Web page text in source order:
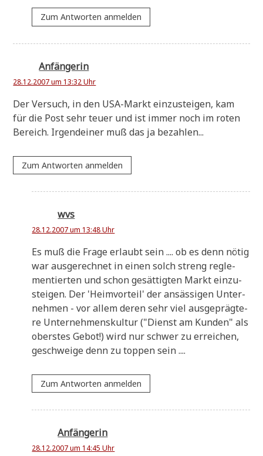
Zum Antworten anmelden
Anfängerin
28.12.2007 um 13:32 Uhr
Der Ver­such, in den USA-Markt ein­zu­stei­gen, kam
für die Post sehr teu­er und ist immer noch im roten
Bereich. Irgend­ei­ner muß das ja bezahlen...
Zum Antworten anmelden
wvs
28.12.2007 um 13:48 Uhr
Es muß die Fra­ge erlaubt sein .... ob es denn nötig
war aus­ge­rech­net in einen solch streng regle­
men­tier­ten und schon gesät­tig­ten Markt ein­zu­
stei­gen. Der 'Heim­vor­teil' der ansäs­si­gen Unter­
neh­men - vor allem deren sehr viel aus­ge­präg­te­
re Unter­neh­mens­kul­tur ("Dienst am Kun­den" als
ober­stes Gebot!) wird nur schwer zu errei­chen,
geschwei­ge denn zu top­pen sein ....
Zum Antworten anmelden
Anfängerin
28.12.2007 um 14:45 Uhr